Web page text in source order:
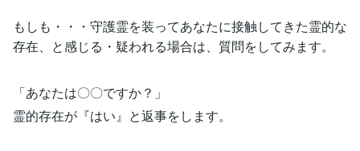
もしも・・・守護霊を装ってあなたに接触してきた霊的な
存在、と感じる・疑われる場合は、質問をしてみます。
「あなたは〇〇ですか？」
霊的存在が『はい』と返事をします。